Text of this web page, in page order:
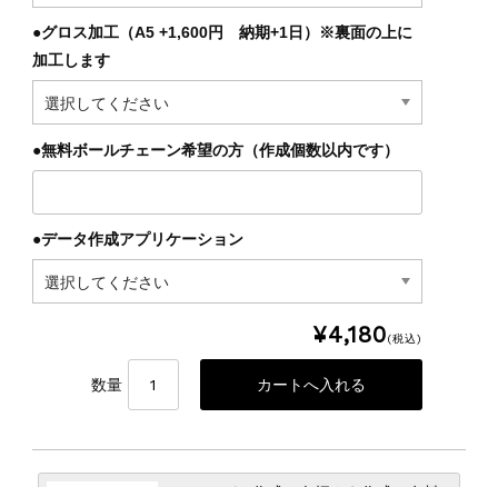
●グロス加工（A5 +1,600円 納期+1日）※裏面の上に
加工します
●無料ボールチェーン希望の方（作成個数以内です）
●データ作成アプリケーション
¥4,180(税込)
数量